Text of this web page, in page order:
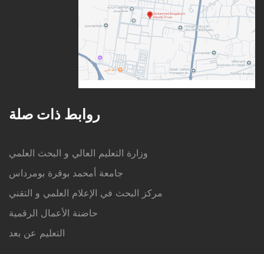
روابط ذات صلة
وزارة التعليم العالي و البحث العلمي
جامعة أمحمد بوقرة بومرداس
مركز البحث في الإعلام العلمي و التقني
حاضنة الأعمال الرقمية
التعليم عن بعد